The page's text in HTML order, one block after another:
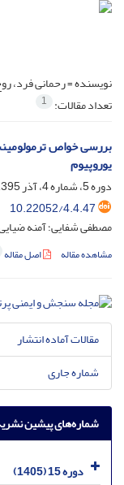
نویسنده =رحمانی فرد،
تعداد مقالات: 1
بررسی خواص
یوروپیوم
دوره 5، شماره 4، آذر 1395، صفحه
10.22052/4.4.47
مصطفی شفایی؛ آمنه
مشاهده مقاله اصل مقاله
مقالات آماده انتشار
شماره جاری
شماره‌های پیشین
دوره 15 (1405)